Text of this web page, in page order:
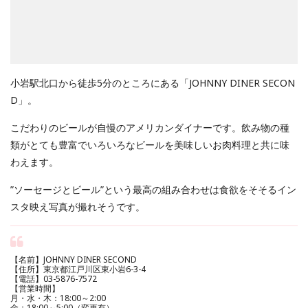
小岩駅北口から徒歩5分のところにある「JOHNNY DINER SECON
D」。
こだわりのビールが自慢のアメリカンダイナーです。飲み物の種
類がとても豊富でいろいろなビールを美味しいお肉料理と共に味
わえます。
”ソーセージとビール”という最高の組み合わせは食欲をそそるイン
スタ映え写真が撮れそうです。
【名前】JOHNNY DINER SECOND
【住所】東京都江戸川区東小岩6-3-4
【電話】03-5876-7572
【営業時間】
月・水・木：18:00～2:00